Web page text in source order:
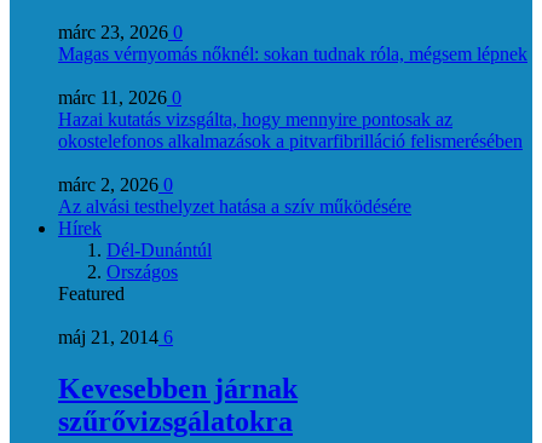
márc 23, 2026 0
Magas vérnyomás nőknél: sokan tudnak róla, mégsem lépnek
márc 11, 2026 0
Hazai kutatás vizsgálta, hogy mennyire pontosak az
okostelefonos alkalmazások a pitvarfibrilláció felismerésében
márc 2, 2026 0
Az alvási testhelyzet hatása a szív működésére
Hírek
Dél-Dunántúl
Országos
Featured
máj 21, 2014 6
Kevesebben járnak
szűrővizsgálatokra